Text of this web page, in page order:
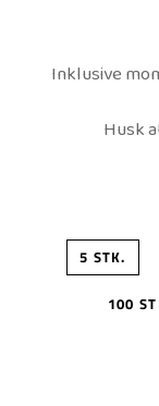
Inklusive
Husk
5 STK.
100